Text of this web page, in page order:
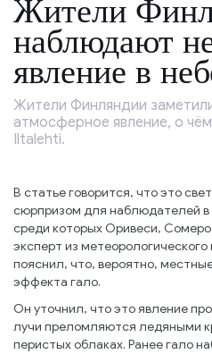
Жители
наблюдают
явление в
Жители Финляндии
атмосферное явление, о
Iltalehti.
В статье говорится, что это
сюрпризом для наблюдателей в
среди которых Оривеси,
эксперт из
пояснил, что, вероятно,
эффекта гало.
Он уточнил, что это явление
лучи преломляются ледяными
перистых облаках. Ранее гало